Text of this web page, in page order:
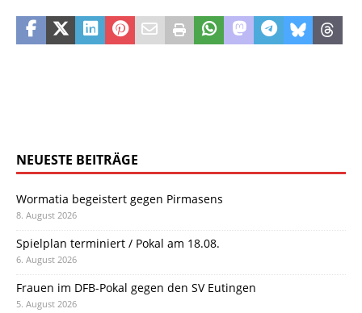
NEUESTE BEITRÄGE
Wormatia begeistert gegen Pirmasens
8. August 2026
Spielplan terminiert / Pokal am 18.08.
6. August 2026
Frauen im DFB-Pokal gegen den SV Eutingen
5. August 2026